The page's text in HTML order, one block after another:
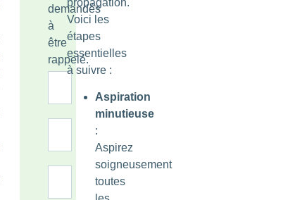
demandés
à
être
rappelé.
propagation.
Voici les
étapes
essentielles
à suivre :
Aspiration
minutieuse
:
Aspirez
soigneusement
toutes